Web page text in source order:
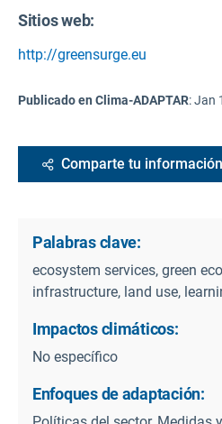
Sitios web:
http://greensurge.eu
Publicado en Clima-ADAPTAR:Jan
Comparte tu información
Palabras clave:
ecosystem services, green
infrastructure, land use,
Impactos climáticos:
No específico
Enfoques de adaptación: